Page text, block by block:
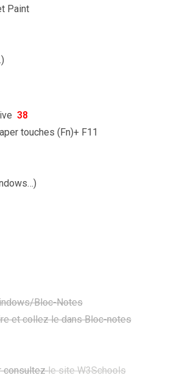
Paint
38
touches (Fn)+ F11
Bloc-Notes
et collez le dans Bloc-notes
consultezle site W3Schools